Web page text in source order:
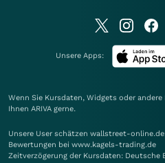
Unsere Apps:
Wenn Sie Kursdaten, Widgets oder
Ihnen ARIVA gerne.
Unsere User schätzen wallstreet-
Bewertungen bei www.kagels-trading.de
Zeitverzögerung der Kursdaten: Deutsche